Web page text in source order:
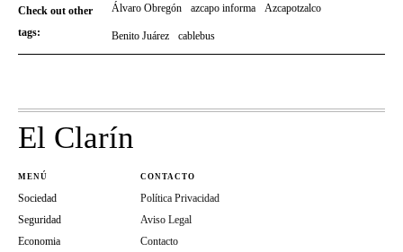
Check out other
tags:
Álvaro Obregón azcapo informa Azcapotzalco
Benito Juárez cablebus
El Clarín
MENÚ
Sociedad
Seguridad
Economia
CONTACTO
Política Privacidad
Aviso Legal
Contacto